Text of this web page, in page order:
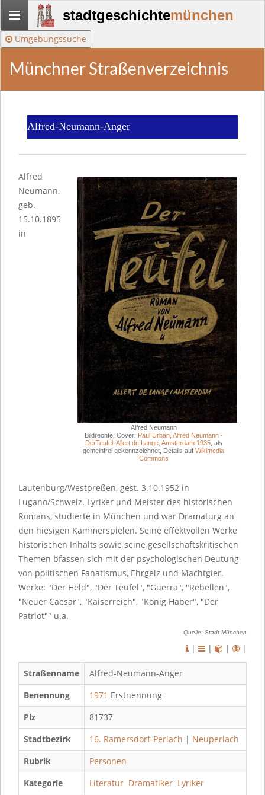
Stadtgeschichte-
München
stadtgeschichtemünchen
Umgebungssuche
Münchner Straßenverzeichnis
Alfred-Neumann-Anger
Alfred Neumann
Bildrechte: Cover: Paul Urban, Alfred Neumann -
DerTeufel, Allert de Lange, Amsterdam 1935, als
gemeinfrei gekennzeichnet, Details aufWikimedia
Commons
Alfred
Neumann,
geb.
15.10.1895
in
Lautenburg/Westpreßen, gest. 3.10.1952 in
Lugano/Schweiz. Lyriker und Meister des historischen
Romans, studierte in München und war Dramaturg an
den hiesigen Kammerspielen. Seine effektvollen Werke
historischen Inhalts sowie seine gesellschaftskritischen
Themen bfassen sich mit der psychologischen Deutung
von politischen Fanatismus, Ehrgeiz und Machtgier.
Werke: "Der Held", "Der Teufel", "Guerra", "Rebellen",
"Neuer Caesar", "Kaiserreich", "König Haber", "Der
Patriot"" u.a.
Quelle: Stadt München
| | | |
Straßenname
Alfred-Neumann-Anger
Benennung
1971 Erstnennung
Plz
81737
Stadtbezirk
16. Ramersdorf-Perlach | Neuperlach
Rubrik
Personen
Kategorie
Literatur Dramatiker Lyriker